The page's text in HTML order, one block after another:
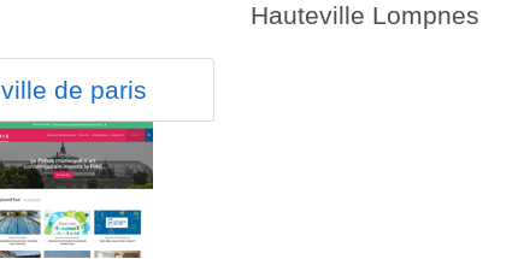
Hauteville Lompnes
ville de paris